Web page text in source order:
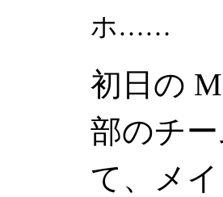
ホ……
初日の
部のチ
て、メ